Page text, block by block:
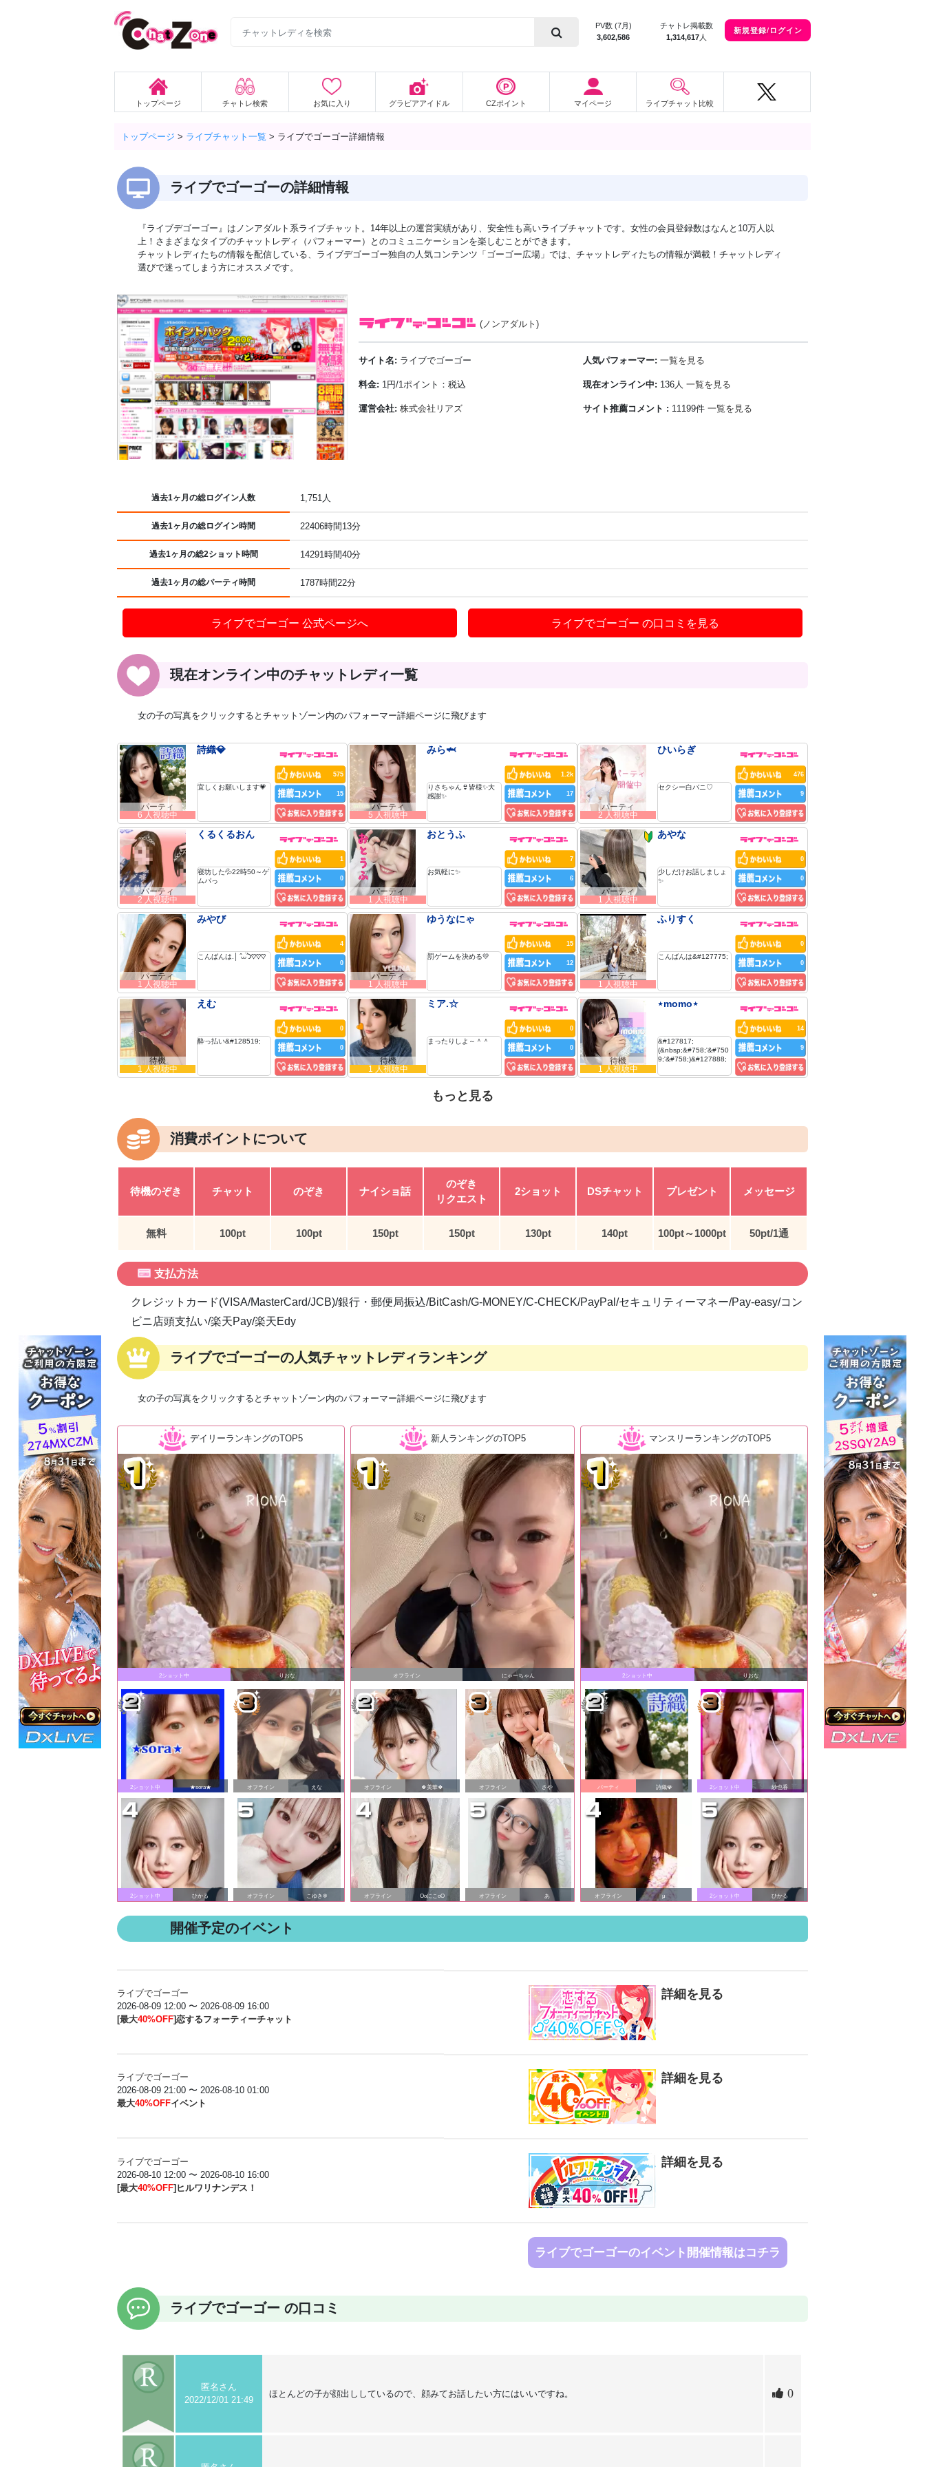
PV数 (7月)
3,602,586
チャトレ掲載数
1,314,617 人
新規登録/ログイン
トップページ チャトレ検索 お気に入り グラビアアイドル CZポイント マイページ ライブチャット比較
トップページ > ライブチャット一覧 > ライブでゴーゴー詳細情報
ライブでゴーゴーの詳細情報
『ライブデゴーゴー』はノンアダルト系ライブチャット。14年以上の運営実績があり、安全性も高いライブチャットです。女性の会員登録数はなんと10万人以
上！さまざまなタイプのチャットレディ（パフォーマー）とのコミュニケーションを楽しむことができます。
チャットレディたちの情報を配信している、ライブデゴーゴー独自の人気コンテンツ「ゴーゴー広場」では、チャットレディたちの情報が満載！チャットレディ
選びで迷ってしまう方にオススメです。
(ノンアダルト)
サイト名: ライブでゴーゴー 人気パフォーマー: 一覧を見る
料金: 1円/1ポイント：税込 現在オンライン中: 136人一覧を見る
運営会社: 株式会社リアズ サイト推薦コメント : 11199件一覧を見る
過去1ヶ月の総ログイン人数 1,751人
過去1ヶ月の総ログイン時間 22406時間13分
過去1ヶ月の総2ショット時間 14291時間40分
過去1ヶ月の総パーティ時間 1787時間22分
ライブでゴーゴー 公式ページへ ライブでゴーゴー の口コミを見る
現在オンライン中のチャットレディ一覧
女の子の写真をクリックするとチャットゾーン内のパフォーマー詳細ページに飛びます
パーティ
6 人視聴中
詩織💎
宜しくお願いします💗
575
15
パーティ
5 人視聴中
みら🦈
りさちゃん👙皆様✨大
感謝✨
1.2k
17
パーティ
2 人視聴中
ひいらぎ
セクシー白バニ♡
476
9
パーティ
2 人視聴中
くるくるおん
寝坊した💦22時50～ゲ
ムパっ
1
0
パーティ
1 人視聴中
おとうふ
お気軽に✨
7
6
パーティ
1 人視聴中
あやな
少しだけお話しましょ
✨
0
0
パーティ
1 人視聴中
みやび
こんばんは.│ ̂⩊፟ ̂𐅀♡♡♡
4
0
パーティ
1 人視聴中
ゆうなにゃ
罰ゲームを決める💛
15
12
パーティ
1 人視聴中
ふりすく
こんばんは&#127775;
0
0
待機
1 人視聴中
えむ
酔っ払い&#128519;
0
0
待機
1 人視聴中
ミア.☆
まったりしよ～＾＾
0
0
待機
1 人視聴中
⋆momo⋆
&#127817;
(&nbsp;&#758;'&#750
9;'&#758;)&#127888;
14
9
もっと見る
消費ポイントについて
待機のぞき チャット のぞき ナイショ話
のぞき
リクエスト
2ショット DSチャット プレゼント メッセージ
無料 100pt 100pt 150pt 150pt 130pt 140pt 100pt～1000pt 50pt/1通
支払方法
クレジットカード(VISA/MasterCard/JCB)/銀行・郵便局振込/BitCash/G-MONEY/C-CHECK/PayPal/セキュリティーマネー/Pay-easy/コン
ビニ店頭支払い/楽天Pay/楽天Edy
ライブでゴーゴーの人気チャットレディランキング
女の子の写真をクリックするとチャットゾーン内のパフォーマー詳細ページに飛びます
デイリーランキングのTOP5
2ショット中 りおな
2ショット中 ★sora★ オフライン えな
2ショット中 ひかる オフライン こゆき❄️
新人ランキングのTOP5
オフライン にゃーちゃん
オフライン 🍀美華🍀 オフライン さや
オフライン OoにこoO オフライン あ
マンスリーランキングのTOP5
2ショット中 りおな
パーティ 詩織💎 2ショット中 紗也香
オフライン μ 2ショット中 ひかる
開催予定のイベント
ライブでゴーゴー
2026-08-09 12:00 〜 2026-08-09 16:00
[最大40%OFF]恋するフォーティーチャット
詳細を見る
ライブでゴーゴー
2026-08-09 21:00 〜 2026-08-10 01:00
最大40%OFFイベント
詳細を見る
ライブでゴーゴー
2026-08-10 12:00 〜 2026-08-10 16:00
[最大40%OFF]ヒルワリナンデス！
詳細を見る
ライブでゴーゴーのイベント開催情報はコチラ
ライブでゴーゴー の口コミ
匿名さん
2022/12/01 21:49
ほとんどの子が顔出ししているので、顔みてお話したい方にはいいですね。 0